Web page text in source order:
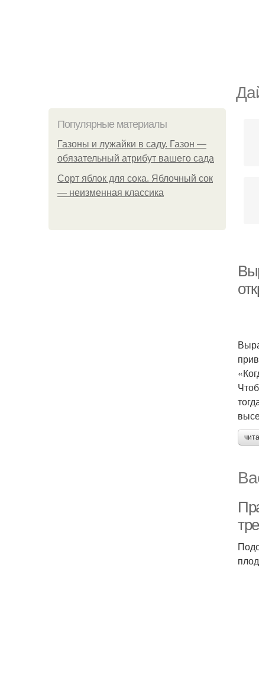
Популярные материалы
Газоны и лужайки в саду. Газон —
обязательный атрибут вашего сада
Сорт яблок для сока. Яблочный сок
— неизменная классика